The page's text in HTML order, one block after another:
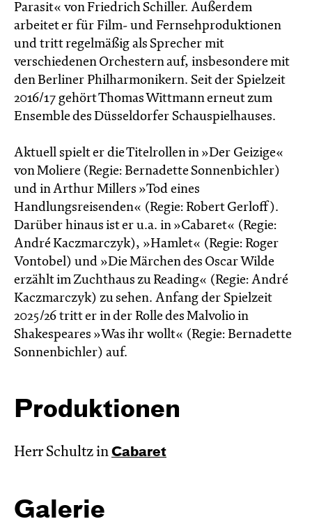
Parasit« von Friedrich Schiller. Außerdem
arbeitet er für Film- und Fernsehproduktionen
und tritt regelmäßig als Sprecher mit
verschiedenen Orchestern auf, insbesondere mit
den Berliner Philharmonikern. Seit der Spielzeit
2016/17 gehört Thomas Wittmann erneut zum
Ensemble des Düsseldorfer Schauspielhauses.
Aktuell spielt er die Titelrollen in »Der Geizige«
von Moliere (Regie: Bernadette Sonnen­bichler)
und in Arthur Millers »Tod eines
Handlungsreisenden« (Regie: Robert Gerloff).
Darüber hinaus ist er u.a. in »Cabaret« (Regie:
André Kaczmarczyk), »Hamlet« (Regie: Roger
Vontobel) und »Die Märchen des Oscar Wilde
erzählt im Zucht­haus zu Reading« (Regie: André
Kacz­marc­zyk) zu sehen. Anfang der Spielzeit
2025/26 tritt er in der Rolle des Malvolio in
Shakespeares »Was ihr wollt« (Regie: Bernadette
Sonnenbichler) auf.
Produktionen
Herr Schultz in Cabaret
Galerie